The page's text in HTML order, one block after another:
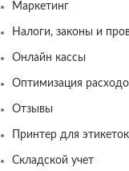
Маркетинг
Налоги, законы и
Онлайн кассы
Оптимизация
Отзывы
Принтер для этикеток
Складской учет